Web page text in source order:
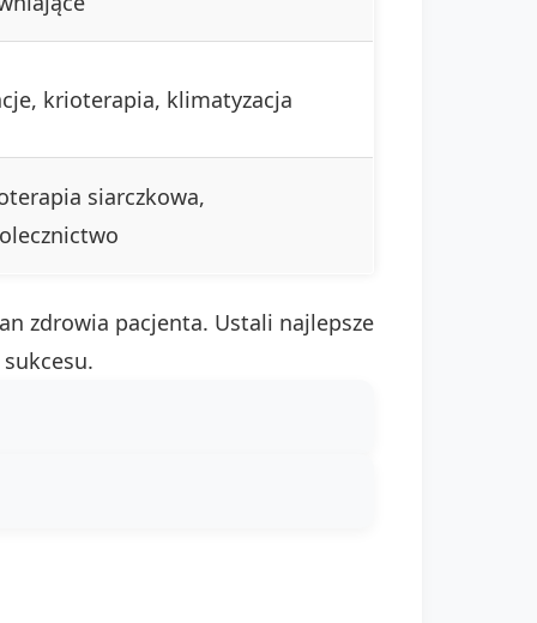
krioterapia, klimatyzacja
siarczkowa,
zdrowia pacjenta. Ustali najlepsze